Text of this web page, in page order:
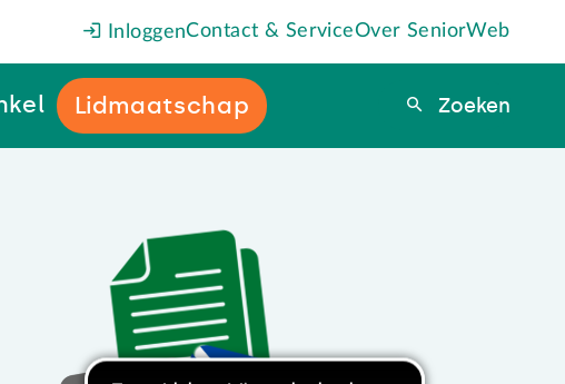
InloggenContact & ServiceOver SeniorWeb
Lidmaatschap Zoeken
Zoeken